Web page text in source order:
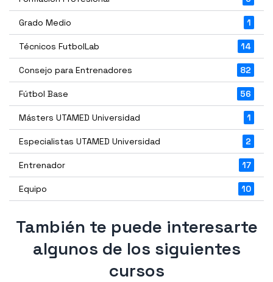
Grado Medio 1
Técnicos FutbolLab 14
Consejo para Entrenadores 82
Fútbol Base 56
Másters UTAMED Universidad 1
Especialistas UTAMED Universidad 2
Entrenador 17
Equipo 10
También te puede interesarte
algunos de los siguientes
cursos